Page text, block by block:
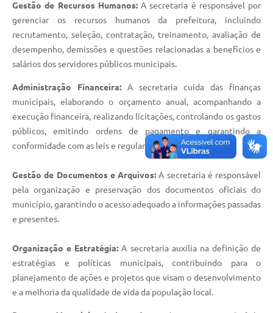
Gestão de Recursos Humanos:A secretaria é responsável por
gerenciar os recursos humanos da prefeitura, incluindo
recrutamento, seleção, contratação, treinamento, avaliação de
desempenho, demissões e questões relacionadas a benefícios e
salários dos servidores públicos municipais.
Administração Financeira: A secretaria cuida das finanças
municipais, elaborando o orçamento anual, acompanhando a
execução financeira, realizando licitações, controlando os gastos
públicos, emitindo ordens de pagamento e garantindo a
conformidade com as leis e regulamentos financeiros.
Gestão de Documentos e Arquivos: A secretaria é responsável
pela organização e preservação dos documentos oficiais do
município, garantindo o acesso adequado a informações passadas
e presentes.
Organização e Estratégia: A secretaria auxilia na definição de
estratégias e políticas municipais, contribuindo para o
planejamento de ações e projetos que visam o desenvolvimento
e a melhoria da qualidade de vida da população local.